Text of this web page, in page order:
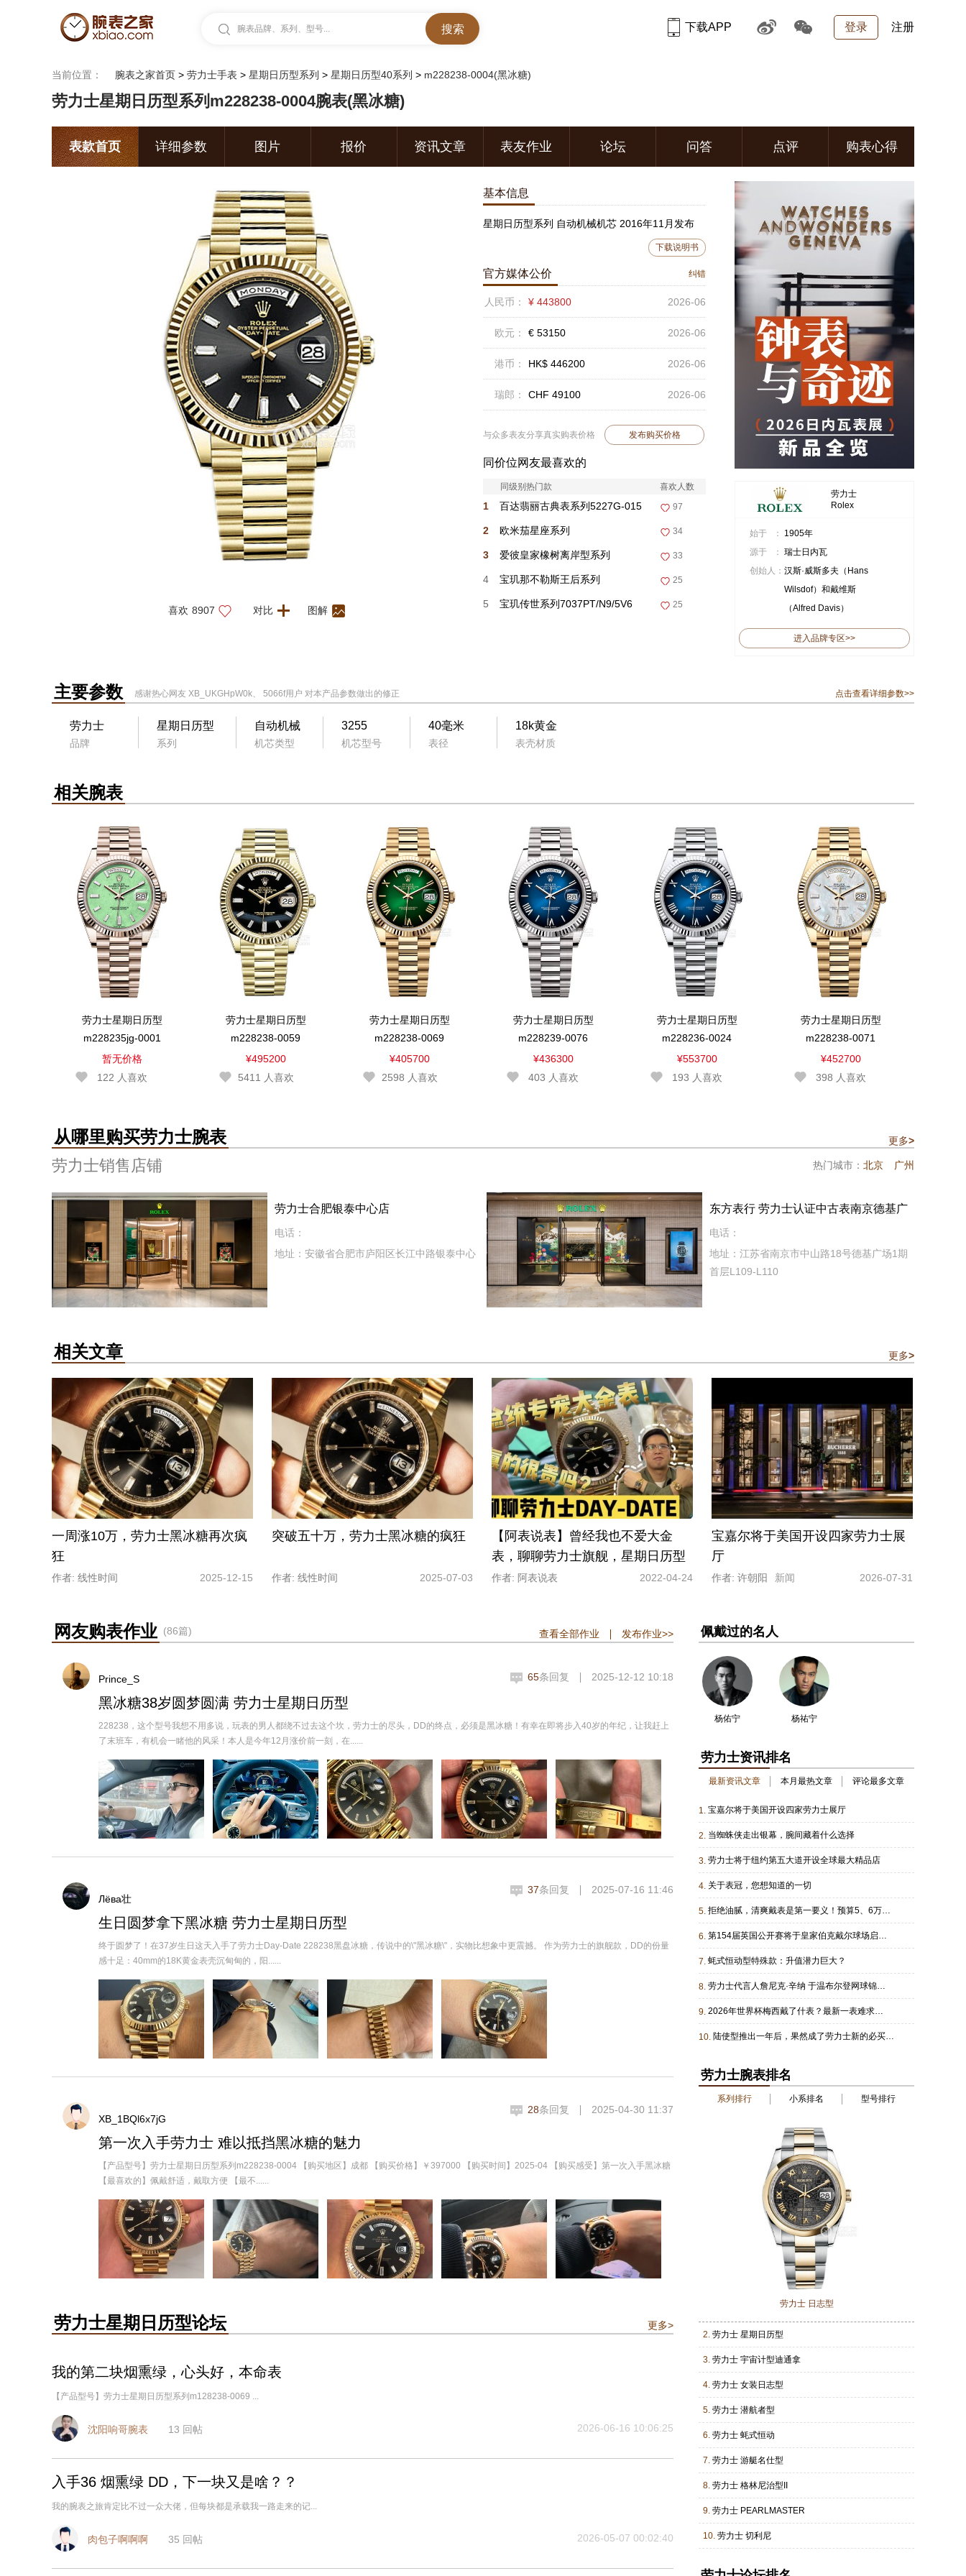
腕表品牌、系列、型号... 登录 注册
下载APP
当前位置： 腕表之家首页 > 劳力士手表 > 星期日历型系列 > 星期日历型40系列 > m228238-0004(黑冰糖)
劳力士星期日历型系列m228238-0004腕表(黑冰糖)
表款首页 详细参数 图片 报价 资讯文章 表友作业 论坛 问答 点评 购表心得
喜欢 8907 对比 图解
基本信息
星期日历型系列 自动机械机芯 2016年11月发布
下载说明书
官方媒体公价 纠错
人民币： ¥ 443800 2026-06
欧元： € 53150 2026-06
港币： HK$ 446200 2026-06
瑞郎： CHF 49100 2026-06
与众多表友分享真实购表价格 发布购买价格
同价位网友最喜欢的
同级别热门款 喜欢人数
1 百达翡丽古典表系列5227G-015 97
2 欧米茄星座系列
140.50.39.21.99.001
34
3 爱彼皇家橡树离岸型系列
26420CD.OO.A029VE.01
33
4 宝玑那不勒斯王后系列
9935BH/5W/964 D0
25
5 宝玑传世系列7037PT/N9/5V6 25
劳力士
Rolex
始于 ：
1905年
源于 ： 瑞士日内瓦
创始人： 汉斯·威斯多夫（Hans
Wilsdof）和戴维斯
（Alfred Davis）
进入品牌专区>>
主要参数 感谢热心网友 XB_UKGHpW0k、 5066f用户 对本产品参数做出的修正 点击查看详细参数>>
劳力士
品牌
星期日历型
系列
自动机械
机芯类型
3255
机芯型号
40毫米
表径
18k黄金
表壳材质
相关腕表
劳力士星期日历型
m228235jg-0001
暂无价格
122 人喜欢
劳力士星期日历型
m228238-0059
¥495200
5411
人喜欢
劳力士星期日历型
m228238-0069
¥405700
2598 人喜欢
劳力士星期日历型
m228239-0076
¥436300
403 人喜欢
劳力士星期日历型
m228236-0024
¥553700
193 人喜欢
劳力士星期日历型
m228238-0071
¥452700
398 人喜欢
从哪里购买劳力士腕表 更多>
劳力士销售店铺 热门城市： 北京 广州
劳力士合肥银泰中心店
电话：
地址：安徽省合肥市庐阳区长江中路银泰中心
东方表行 劳力士认证中古表南京德基广
场
电话：
地址：江苏省南京市中山路18号德基广场1期
首层L109-L110
相关文章 更多>
一周涨10万，劳力士黑冰糖再次疯
狂
作者: 线性时间 2025-12-15
突破五十万，劳力士黑冰糖的疯狂
作者: 线性时间 2025-07-03
【阿表说表】曾经我也不爱大金
表，聊聊劳力士旗舰，星期日历型
作者: 阿表说表 2022-04-24
宝嘉尔将于美国开设四家劳力士展
厅
作者: 许朝阳 新闻 2026-07-31
网友购表作业 (86篇) 查看全部作业 发布作业>>
Prince_S
黑冰糖38岁圆梦圆满 劳力士星期日历型
228238，这个型号我想不用多说，玩表的男人都绕不过去这个坎，劳力士的尽头，DD的终点，必须是黑冰糖！有幸在即将步入40岁的年纪，让我赶上
了末班车，有机会一睹他的风采！本人是今年12月涨价前一刻，在......
65条回复 2025-12-12 10:18
Лёва壮
生日圆梦拿下黑冰糖 劳力士星期日历型
终于圆梦了！在37岁生日这天入手了劳力士Day-Date 228238黑盘冰糖，传说中的\"黑冰糖\"，实物比想象中更震撼。 作为劳力士的旗舰款，DD的份量
感十足：40mm的18K黄金表壳沉甸甸的，阳......
37条回复 2025-07-16 11:46
XB_1BQl6x7jG
第一次入手劳力士 难以抵挡黑冰糖的魅力
【产品型号】劳力士星期日历型系列m228238-0004 【购买地区】成都 【购买价格】￥397000 【购买时间】2025-04 【购买感受】第一次入手黑冰糖
【最喜欢的】佩戴舒适，戴取方便 【最不......
28条回复 2025-04-30 11:37
劳力士星期日历型论坛 更多>
我的第二块烟熏绿，心头好，本命表
【产品型号】劳力士星期日历型系列m128238-0069 ...
沈阳响哥腕表 13 回帖 2026-06-16 10:06:25
入手36 烟熏绿 DD，下一块又是啥？？
我的腕表之旅肯定比不过一众大佬，但每块都是承载我一路走来的记...
肉包子啊啊啊 35 回帖 2026-05-07 00:02:40
佩戴过的名人
杨佑宁 杨祐宁
劳力士资讯排名
最新资讯文章 本月最热文章 评论最多文章
1. 宝嘉尔将于美国开设四家劳力士展厅
2. 当蜘蛛侠走出银幕，腕间藏着什么选择
3. 劳力士将于纽约第五大道开设全球最大精品店
4. 关于表冠，您想知道的一切
5. 拒绝油腻，清爽戴表是第一要义！预算5、6万的进
6. 第154届英国公开赛将于皇家伯克戴尔球场启幕把握时机方能精准致胜
7. 蚝式恒动型特殊款：升值潜力巨大？
8. 劳力士代言人詹尼克·辛纳 于温布尔登网球锦标赛成功卫冕
9. 2026年世界杯梅西戴了什表？最新一表难求劳，他真是够潮的！
10. 陆使型推出一年后，果然成了劳力士新的必买经典款
劳力士腕表排名
系列排行 小系排名 型号排行
劳力士 日志型
2. 劳力士 星期日历型
3. 劳力士 宇宙计型迪通拿
4. 劳力士 女装日志型
5. 劳力士 潜航者型
6. 劳力士 蚝式恒动
7. 劳力士 游艇名仕型
8. 劳力士 格林尼治型II
9. 劳力士 PEARLMASTER
10. 劳力士 切利尼